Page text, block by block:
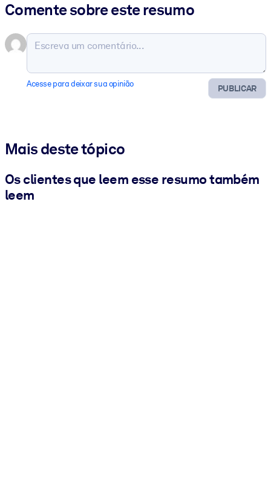
Comente sobre este resumo
PUBLICAR
Acesse para deixar sua opinião
Mais deste tópico
Os clientes que leem esse resumo também
leem